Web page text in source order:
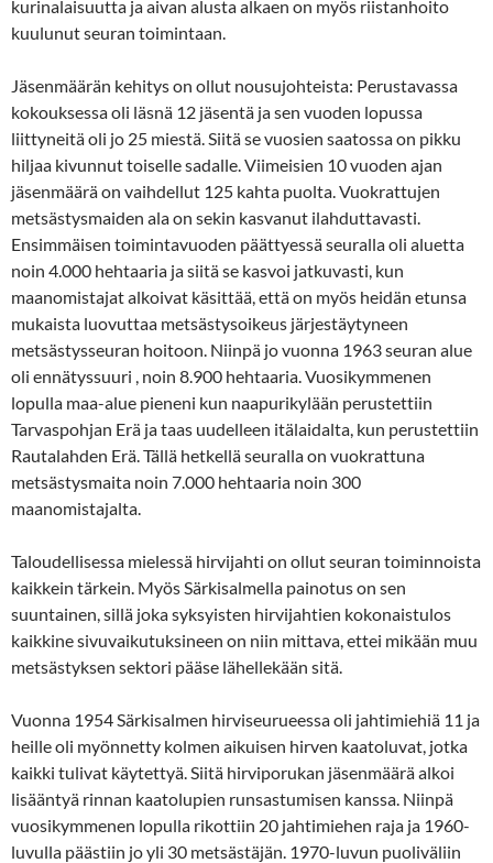
kurinalaisuutta ja aivan alusta alkaen on myös riistanhoito
kuulunut seuran toimintaan.
Jäsenmäärän kehitys on ollut nousujohteista: Perustavassa
kokouksessa oli läsnä 12 jäsentä ja sen vuoden lopussa
liittyneitä oli jo 25 miestä. Siitä se vuosien saatossa on pikku
hiljaa kivunnut toiselle sadalle. Viimeisien 10 vuoden ajan
jäsenmäärä on vaihdellut 125 kahta puolta. Vuokrattujen
metsästysmaiden ala on sekin kasvanut ilahduttavasti.
Ensimmäisen toimintavuoden päättyessä seuralla oli aluetta
noin 4.000 hehtaaria ja siitä se kasvoi jatkuvasti, kun
maanomistajat alkoivat käsittää, että on myös heidän etunsa
mukaista luovuttaa metsästysoikeus järjestäytyneen
metsästysseuran hoitoon. Niinpä jo vuonna 1963 seuran alue
oli ennätyssuuri , noin 8.900 hehtaaria. Vuosikymmenen
lopulla maa-alue pieneni kun naapurikylään perustettiin
Tarvaspohjan Erä ja taas uudelleen itälaidalta, kun perustettiin
Rautalahden Erä. Tällä hetkellä seuralla on vuokrattuna
metsästysmaita noin 7.000 hehtaaria noin 300
maanomistajalta.
Taloudellisessa mielessä hirvijahti on ollut seuran toiminnoista
kaikkein tärkein. Myös Särkisalmella painotus on sen
suuntainen, sillä joka syksyisten hirvijahtien kokonaistulos
kaikkine sivuvaikutuksineen on niin mittava, ettei mikään muu
metsästyksen sektori pääse lähellekään sitä.
Vuonna 1954 Särkisalmen hirviseurueessa oli jahtimiehiä 11 ja
heille oli myönnetty kolmen aikuisen hirven kaatoluvat, jotka
kaikki tulivat käytettyä. Siitä hirviporukan jäsenmäärä alkoi
lisääntyä rinnan kaatolupien runsastumisen kanssa. Niinpä
vuosikymmenen lopulla rikottiin 20 jahtimiehen raja ja 1960-
luvulla päästiin jo yli 30 metsästäjän. 1970-luvun puoliväliin